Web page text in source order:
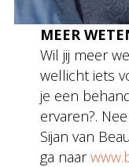
MEER
Wil jij meer
wellicht iets
je een
ervaren?.
Sijan van
ga naar